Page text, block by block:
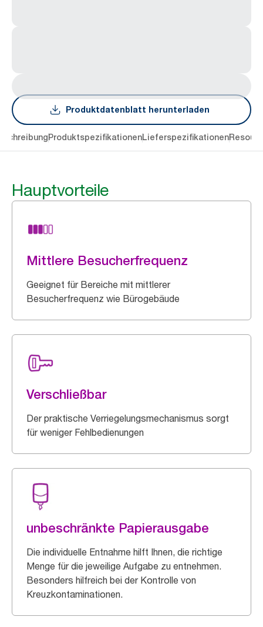
Produktdatenblatt herunterladen
ProduktspezifikationenLieferspezifikationen
Hauptvorteile
Mittlere Besucherfrequenz
Geeignet für Bereiche mit mittlerer
Besucherfrequenz wie Bürogebäude
Verschließbar
Der praktische Verriegelungsmechanismus sorgt
für weniger Fehlbedienungen
unbeschränkte Papierausgabe
Die individuelle Entnahme hilft Ihnen, die richtige
Menge für die jeweilige Aufgabe zu entnehmen.
Besonders hilfreich bei der Kontrolle von
Kreuzkontaminationen.